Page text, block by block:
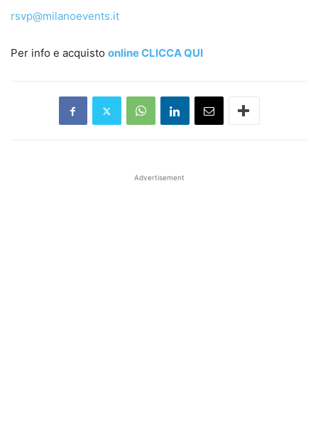
rsvp@milanoevents.it
Per info e acquisto online CLICCA QUI
Advertisement